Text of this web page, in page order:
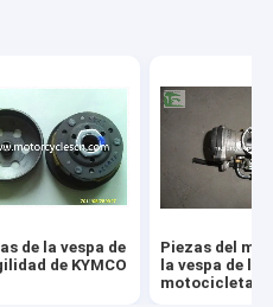
motocrós de la vespa de las
125cc 150
de la vespa de
de KYMCO
Piezas del
la vespa de la
motocicleta